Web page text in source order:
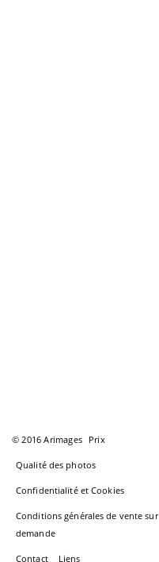
© 2016 Arimages Prix
Qualité des photos
Confidentialité et Cookies
Conditions générales de vente sur
demande
Contact Liens